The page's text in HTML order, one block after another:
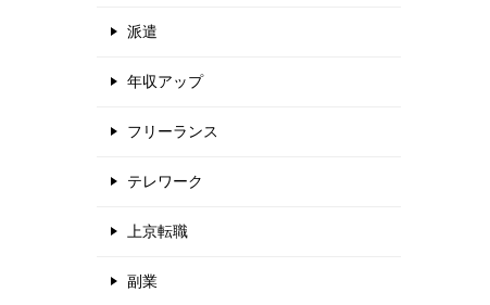
派遣
年収アップ
フリーランス
テレワーク
上京転職
副業